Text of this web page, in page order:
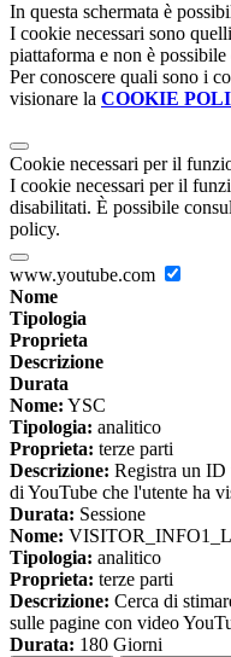
In questa schermata è
I cookie necessari sono
piattaforma e non è
Per conoscere quali sono i
visionare la COOKIE
Cookie necessari per il
I cookie necessari per il
disabilitati. È possibile
policy.
www.youtube.com
Nome
Tipologia
Proprieta
Descrizione
Durata
Nome: YSC
Tipologia: analitico
Proprieta: terze parti
Descrizione: Registra un ID
di YouTube che l'utente ha
Durata: Sessione
Nome:
Tipologia: analitico
Proprieta: terze parti
Descrizione: Cerca di
sulle pagine con video
Durata: 180 Giorni